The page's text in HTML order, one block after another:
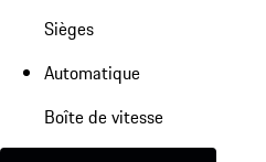
Sièges
Automatique
Boîte de vitesse